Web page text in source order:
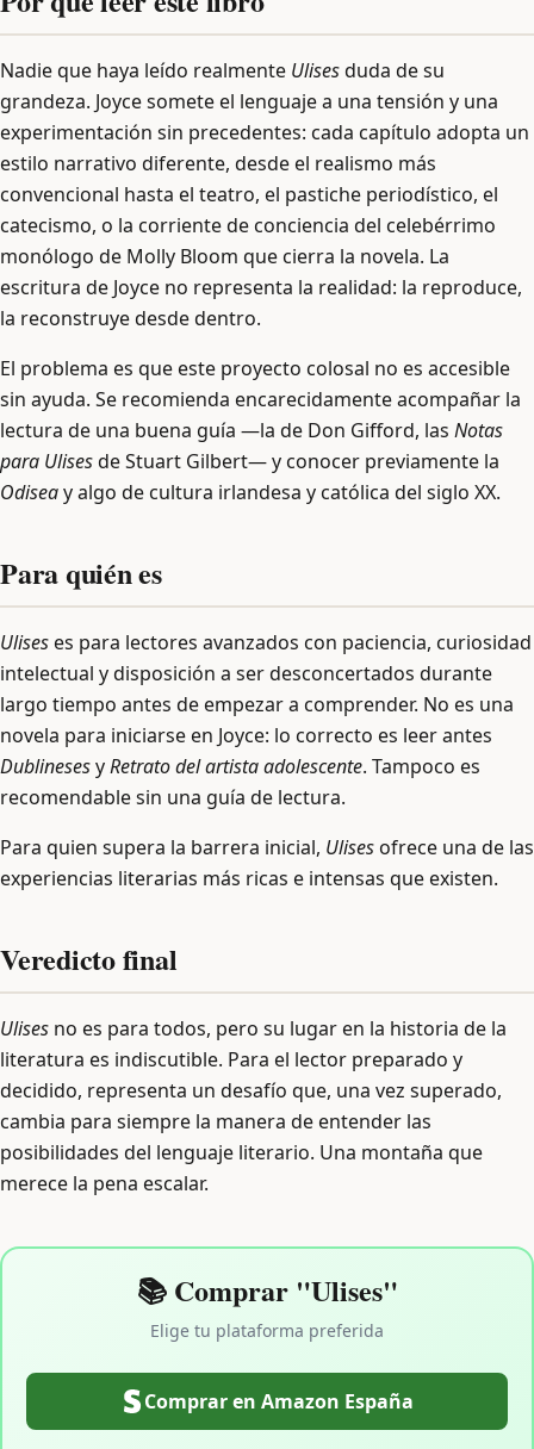
Nadie que haya leído realmente Ulisesduda de su
grandeza. Joyce somete el lenguaje a una tensión y una
experimentación sin precedentes: cada capítulo adopta un
estilo narrativo diferente, desde el realismo más
convencional hasta el teatro, el pastiche periodístico, el
catecismo, o la corriente de conciencia del celebérrimo
monólogo de Molly Bloom que cierra la novela. La
escritura de Joyce no representa la realidad: la reproduce,
la reconstruye desde dentro.
El problema es que este proyecto colosal no es accesible
sin ayuda. Se recomienda encarecidamente acompañar la
lectura de una buena guía —la de Don Gifford, las Notas
para Ulisesde Stuart Gilbert— y conocer previamente la
Odiseay algo de cultura irlandesa y católica del siglo XX.
Para quién es
Uliseses para lectores avanzados con paciencia, curiosidad
intelectual y disposición a ser desconcertados durante
largo tiempo antes de empezar a comprender. No es una
novela para iniciarse en Joyce: lo correcto es leer antes
DublinesesyRetrato del artista adolescente. Tampoco es
recomendable sin una guía de lectura.
Para quien supera la barrera inicial, Ulisesofrece una de las
experiencias literarias más ricas e intensas que existen.
Veredicto final
Ulises no es para todos, pero su lugar en la historia de la
literatura es indiscutible. Para el lector preparado y
decidido, representa un desafío que, una vez superado,
cambia para siempre la manera de entender las
posibilidades del lenguaje literario. Una montaña que
merece la pena escalar.
📚 Comprar "Ulises"
Elige tu plataforma preferida
Comprar en Amazon España